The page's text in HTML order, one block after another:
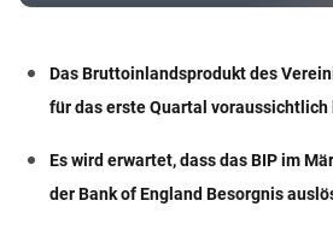
Das Bruttoinlandsprodukt des
für das erste Quartal
Es wird erwartet, dass das BIP im
der Bank of England Besorgnis